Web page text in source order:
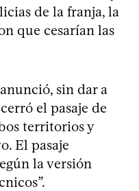
de la franja, la
que cesarían las
sin dar a
el pasaje de
territorios y
El pasaje
la versión